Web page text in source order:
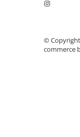
Accesorii
Osciloscoape
©️ Copyright
commerce